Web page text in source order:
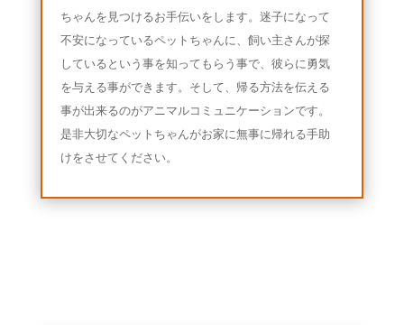
ちゃんを見つけるお手伝いをします。迷子になって
不安になっているペットちゃんに、飼い主さんが探
しているという事を知ってもらう事で、彼らに勇気
を与える事ができます。そして、帰る方法を伝える
事が出来るのがアニマルコミュニケーションです。
是非大切なペットちゃんがお家に無事に帰れる手助
けをさせてください。